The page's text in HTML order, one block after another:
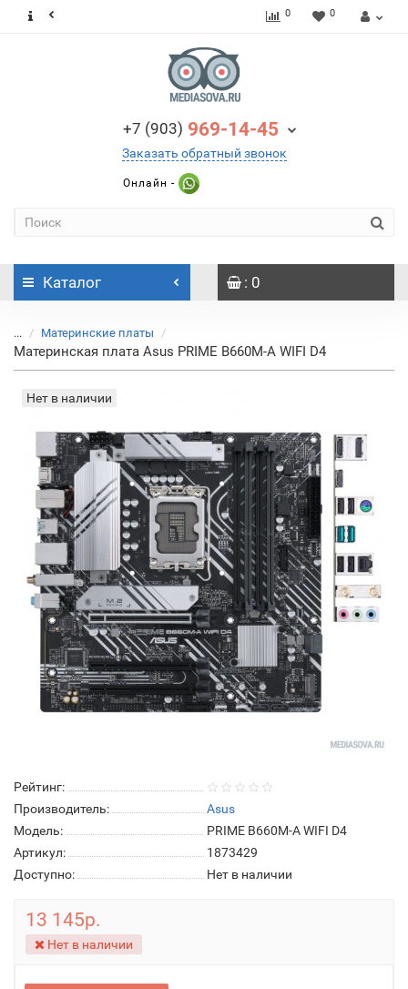
0 0
+7 (903) 969-14-45
Заказать обратный звонок
Онлайн -
Каталог : 0
... Материнские платы
Материнская плата Asus PRIME B660M-A WIFI D4
Нет в наличии
Рейтинг:
Производитель:
Asus
Модель:
PRIME B660M-A WIFI D4
Артикул:
1873429
Доступно:
Нет в наличии
13 145р.
Нет в наличии